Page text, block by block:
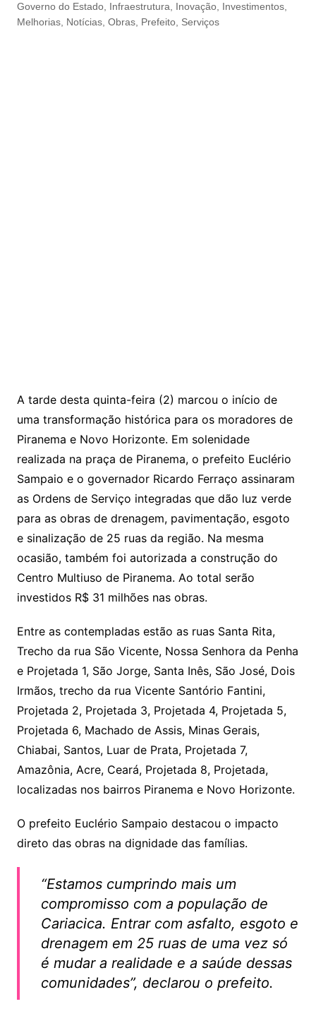
Governo do Estado, Infraestrutura Inovação, Investimentos,
Melhorias, Notícias, Obras, Prefeito, Serviços
A tarde desta quinta-feira (2) marcou o início de
uma transformação histórica para os moradores de
Piranema e Novo Horizonte. Em solenidade
realizada na praça de Piranema, o prefeito Euclério
Sampaio e o governador Ricardo Ferraço assinaram
as Ordens de Serviço integradas que dão luz verde
para as obras de drenagem, pavimentação, esgoto
e sinalização de 25 ruas da região. Na mesma
ocasião, também foi autorizada a construção do
Centro Multiuso de Piranema. Ao total serão
investidos R$ 31 milhões nas obras.
Entre as contempladas estão as ruas Santa Rita,
Trecho da rua São Vicente, Nossa Senhora da Penha
e Projetada 1, São Jorge, Santa Inês, São José, Dois
Irmãos, trecho da rua Vicente Santório Fantini,
Projetada 2, Projetada 3, Projetada 4, Projetada 5,
Projetada 6, Machado de Assis, Minas Gerais,
Chiabai, Santos, Luar de Prata, Projetada 7,
Amazônia, Acre, Ceará, Projetada 8, Projetada,
localizadas nos bairros Piranema e Novo Horizonte.
O prefeito Euclério Sampaio destacou o impacto
direto das obras na dignidade das famílias.
“Estamos cumprindo mais um
compromisso com a população de
Cariacica. Entrar com asfalto, esgoto e
drenagem em 25 ruas de uma vez só
é mudar a realidade e a saúde dessas
comunidades”, declarou o prefeito.